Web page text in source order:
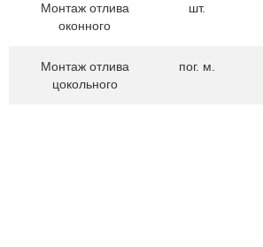
Монтаж отлива
оконного
шт.
Монтаж отлива
цокольного
пог. м.